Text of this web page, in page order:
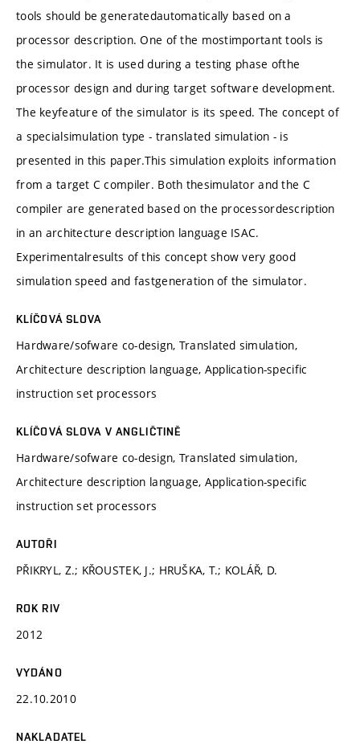
tools should be generatedautomatically based on a
processor description. One of the mostimportant tools is
the simulator. It is used during a testing phase ofthe
processor design and during target software development.
The keyfeature of the simulator is its speed. The concept of
a specialsimulation type - translated simulation - is
presented in this paper.This simulation exploits information
from a target C compiler. Both thesimulator and the C
compiler are generated based on the processordescription
in an architecture description language ISAC.
Experimentalresults of this concept show very good
simulation speed and fastgeneration of the simulator.
KLÍČOVÁ SLOVA
Hardware/sofware co-design, Translated simulation,
Architecture description language, Application-specific
instruction set processors
KLÍČOVÁ SLOVA V ANGLIČTINĚ
Hardware/sofware co-design, Translated simulation,
Architecture description language, Application-specific
instruction set processors
AUTOŘI
PŘIKRYL, Z.; KŘOUSTEK, J.; HRUŠKA, T.; KOLÁŘ, D.
ROK RIV
2012
VYDÁNO
22.10.2010
NAKLADATEL